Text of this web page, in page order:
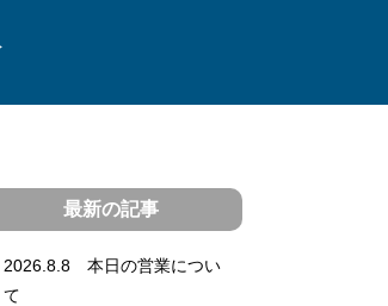
最新の記事
2026.8.8 本日の営業につい
て